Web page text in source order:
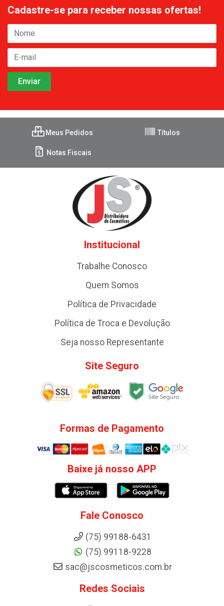
Cadastre-se para receber nossas ofertas!
Meus Pedidos Títulos
Notas Fiscais
Institucional
Trabalhe Conosco
Quem Somos
Política de Privacidade
Política de Troca e Devolução
Seja nosso Representante
Site Seguro
Formas de Pagamento
Baixe já nosso APP
Fale Conosco
(75) 99188-6431
(75) 99118-9228
sac@jscosmeticos.com.br
Redes Sociais